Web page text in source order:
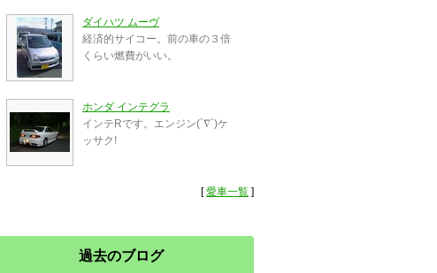
ダイハツ ムーヴ
経済的サイコー。前の車の３倍
くらい燃費がいい。
ホンダ インテグラ
インテRです。エンジン(´∇`)ケ
ッサク!
[愛車一覧 ]
過去のブログ